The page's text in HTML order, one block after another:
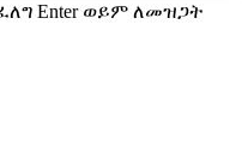
Enter ወይም ለመዝጋት